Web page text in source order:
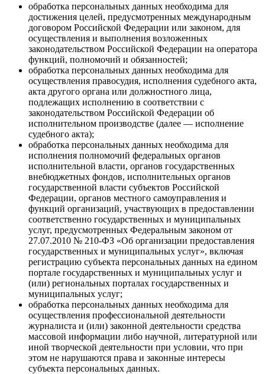
обработка персональных данных необходима для
достижения целей, предусмотренных международным
договором Российской Федерации или законом, для
осуществления и выполнения возложенных
законодательством Российской Федерации на оператора
функций, полномочий и обязанностей;
обработка персональных данных необходима для
осуществления правосудия, исполнения судебного акта,
акта другого органа или должностного лица,
подлежащих исполнению в соответствии с
законодательством Российской Федерации об
исполнительном производстве (далее — исполнение
судебного акта);
обработка персональных данных необходима для
исполнения полномочий федеральных органов
исполнительной власти, органов государственных
внебюджетных фондов, исполнительных органов
государственной власти субъектов Российской
Федерации, органов местного самоуправления и
функций организаций, участвующих в предоставлении
соответственно государственных и муниципальных
услуг, предусмотренных Федеральным законом от
27.07.2010 № 210-ФЗ «Об организации предоставления
государственных и муниципальных услуг», включая
регистрацию субъекта персональных данных на едином
портале государственных и муниципальных услуг и
(или) региональных порталах государственных и
муниципальных услуг;
обработка персональных данных необходима для
осуществления профессиональной деятельности
журналиста и (или) законной деятельности средства
массовой информации либо научной, литературной или
иной творческой деятельности при условии, что при
этом не нарушаются права и законные интересы
субъекта персональных данных.